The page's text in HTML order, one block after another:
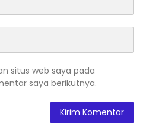
situs web saya pada
saya berikutnya.